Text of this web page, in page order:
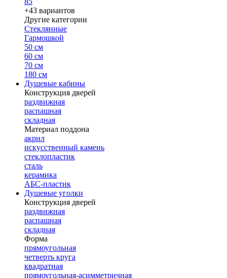
+43 вариантов
Другие категории
Стеклянные
Гармошкой
50 см
60 см
70 см
180 см
Душевые кабины
Конструкция дверей
раздвижная
распашная
складная
Материал поддона
акрил
искусственный камень
стеклопластик
сталь
керамика
АБС-пластик
Душевые уголки
Конструкция дверей
раздвижная
распашная
складная
Форма
прямоугольная
четверть круга
квадратная
прямоугольная-асимметричная